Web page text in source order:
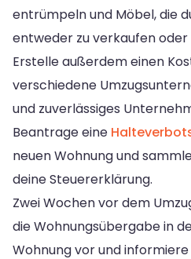
entrümpeln und Möbel, die
entweder zu verkaufen oder
Erstelle außerdem einen
verschiedene
und zuverlässiges
Beantrage eine
neuen Wohnung und
deine Steuererklärung.
Zwei Wochen vor dem
die Wohnungsübergabe in
Wohnung vor und